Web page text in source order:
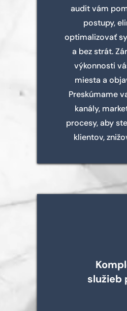
audit vám
postupy,
optimalizovať
a bez strát.
výkonnosti
miesta a
Preskúmame
kanály,
procesy, aby
klientov,
služieb